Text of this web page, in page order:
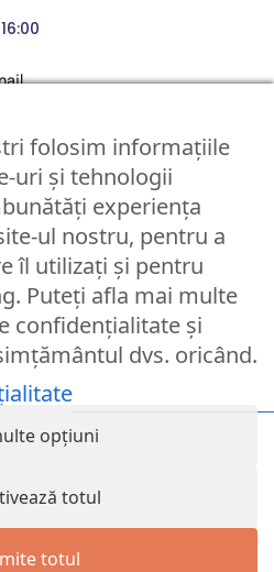
drepturile rezervate. ™
folosim informațiile
uri și tehnologii
experiența
ul nostru, pentru a
îl utilizați și pentru
Puteți afla mai multe
confidențialitate și
dvs. oricând.
opțiuni
totul
totul